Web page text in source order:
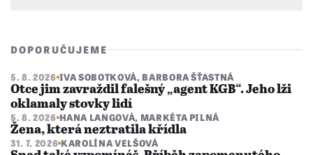
DOPORUČUJEME
5. 8. 2026 IVA SOBOTKOVÁ, BARBORA ŠŤASTNÁ
Otce jim zavraždil falešný „agent KGB“. Jeho lži
oklamaly stovky lidí
5. 8. 2026 HANA LANGOVÁ, MARKÉTA PILNÁ
Žena, která neztratila křídla
31. 7. 2026 KAROLÍNA VELŠOVÁ